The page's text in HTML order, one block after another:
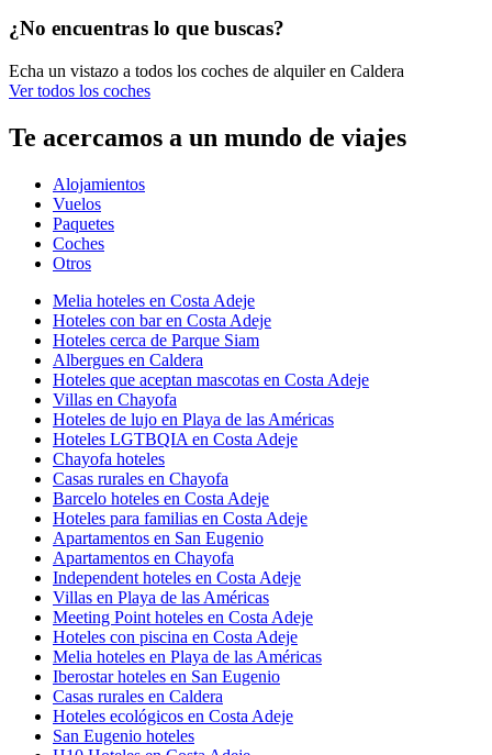
¿No encuentras lo que buscas?
Echa un vistazo a todos los coches de alquiler en Caldera
Ver todos los coches
Te acercamos a un mundo de viajes
Alojamientos
Vuelos
Paquetes
Coches
Otros
Melia hoteles en Costa Adeje
Hoteles con bar en Costa Adeje
Hoteles cerca de Parque Siam
Albergues en Caldera
Hoteles que aceptan mascotas en Costa Adeje
Villas en Chayofa
Hoteles de lujo en Playa de las Américas
Hoteles LGTBQIA en Costa Adeje
Chayofa hoteles
Casas rurales en Chayofa
Barcelo hoteles en Costa Adeje
Hoteles para familias en Costa Adeje
Apartamentos en San Eugenio
Apartamentos en Chayofa
Independent hoteles en Costa Adeje
Villas en Playa de las Américas
Meeting Point hoteles en Costa Adeje
Hoteles con piscina en Costa Adeje
Melia hoteles en Playa de las Américas
Iberostar hoteles en San Eugenio
Casas rurales en Caldera
Hoteles ecológicos en Costa Adeje
San Eugenio hoteles